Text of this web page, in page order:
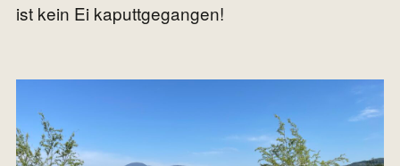
ist kein Ei kaputtgegangen!